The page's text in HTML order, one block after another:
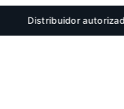
Distribuidor autorizado ·